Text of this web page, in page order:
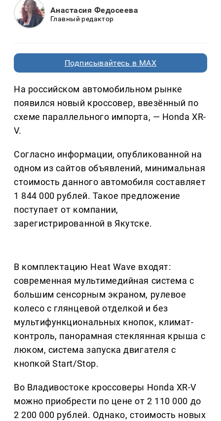
Анастасия Федосеева
Главный редактор
Подписывайтесь в MAX
На российском автомобильном рынке
появился новый кроссовер, ввезённый по
схеме параллельного импорта, — Honda XR-
V.
Согласно информации, опубликованной на
одном из сайтов объявлений, минимальная
стоимость данного автомобиля составляет
1 844 000 рублей. Такое предложение
поступает от компании,
зарегистрированной в Якутске.
В комплектацию Heat Wave входят:
современная мультимедийная система с
большим сенсорным экраном, рулевое
колесо с глянцевой отделкой и без
мультифункциональных кнопок, климат-
контроль, панорамная стеклянная крыша с
люком, система запуска двигателя с
кнопкой Start/Stop.
Во Владивостоке кроссоверы Honda XR-V
можно приобрести по цене от 2 110 000 до
2 200 000 рублей. Однако, стоимость новых